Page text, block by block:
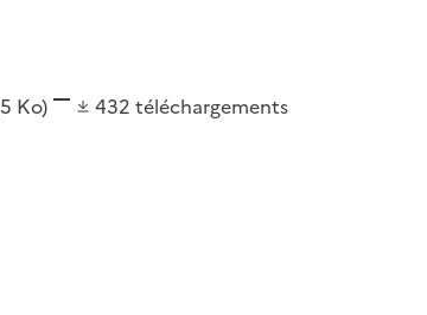
Ko) 432 téléchargements